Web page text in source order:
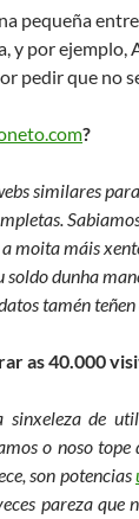
pequeña
y por ejemplo,
pedir que no
?
similares
moita máis
dunha
tamén teñen
as 40.000
de
o noso
son potencias
pareza que